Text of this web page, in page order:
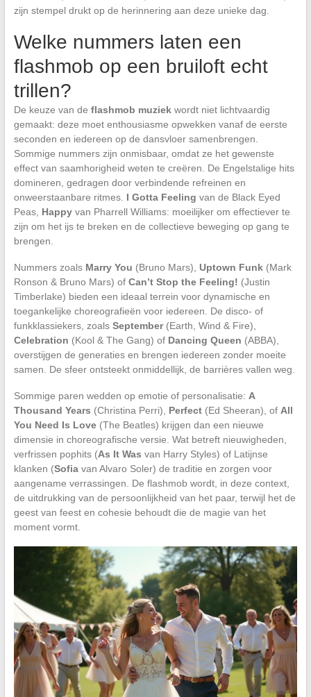
zijn stempel drukt op de herinnering aan deze unieke dag.
Welke nummers laten een
flashmob op een bruiloft echt
trillen?
De keuze van de flashmob muziekwordt niet lichtvaardig
gemaakt: deze moet enthousiasme opwekken vanaf de eerste
seconden en iedereen op de dansvloer samenbrengen.
Sommige nummers zijn onmisbaar, omdat ze het gewenste
effect van saamhorigheid weten te creëren. De Engelstalige hits
domineren, gedragen door verbindende refreinen en
onweerstaanbare ritmes. I Gotta Feeling van de Black Eyed
Peas, Happyvan Pharrell Williams: moeilijker om effectiever te
zijn om het ijs te breken en de collectieve beweging op gang te
brengen.
Nummers zoals Marry You (Bruno Mars), Uptown Funk(Mark
Ronson & Bruno Mars) of Can’t Stop the Feeling! (Justin
Timberlake) bieden een ideaal terrein voor dynamische en
toegankelijke choreografieën voor iedereen. De disco- of
funkklassiekers, zoals September(Earth, Wind & Fire),
Celebration (Kool & The Gang) of Dancing Queen (ABBA),
overstijgen de generaties en brengen iedereen zonder moeite
samen. De sfeer ontsteekt onmiddellijk, de barrières vallen weg.
Sommige paren wedden op emotie of personalisatie: A
Thousand Years (Christina Perri), Perfect(Ed Sheeran), of All
You Need Is Love(The Beatles) krijgen dan een nieuwe
dimensie in choreografische versie. Wat betreft nieuwigheden,
verfrissen pophits (As It Was van Harry Styles) of Latijnse
klanken (Sofiavan Alvaro Soler) de traditie en zorgen voor
aangename verrassingen. De flashmob wordt, in deze context,
de uitdrukking van de persoonlijkheid van het paar, terwijl het de
geest van feest en cohesie behoudt die de magie van het
moment vormt.